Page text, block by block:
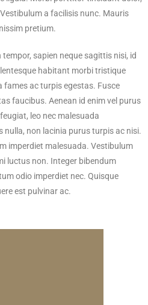
a facilisis nunc. Mauris
pretium.
sapien neque sagittis nisi, id
habitant morbi tristique
fames ac turpis egestas. Fusce
faucibus. Aenean id enim vel purus
leo nec malesuada
nulla, non lacinia purus turpis ac nisi.
imperdiet malesuada. Vestibulum
luctus non. Integer bibendum
odio imperdiet nec. Quisque
est pulvinar ac.